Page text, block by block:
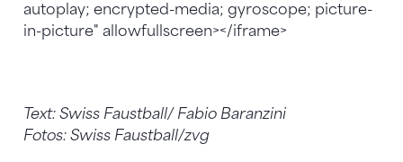
autoplay; encrypted-media; gyroscope; picture-
in-picture" allowfullscreen></iframe>
Text: Swiss Faustball/ Fabio Baranzini
Fotos: Swiss Faustball/zvg